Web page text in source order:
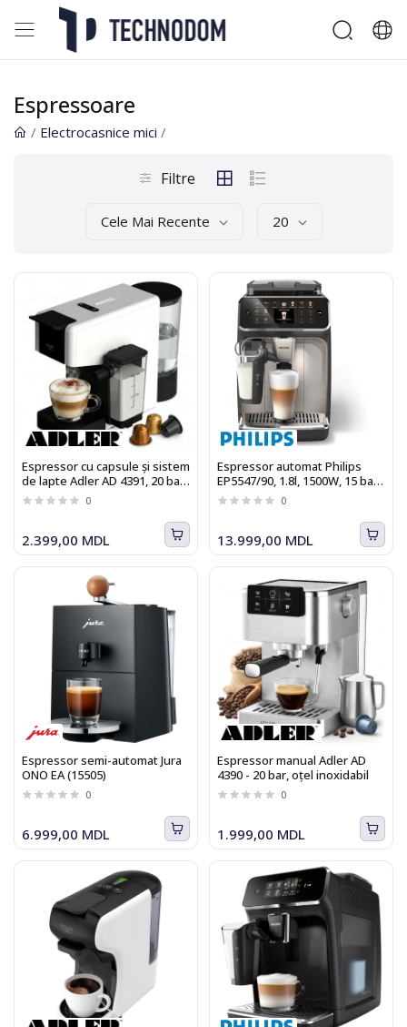
Espressoare
/ Electrocasnice mici /
Filtre
Cele Mai Recente 20
Espressor cu capsule și sistem
de lapte Adler AD 4391, 20 bar,
compatibil cu 8 tipuri de
capsule
0
2.399,00 MDL
Espressor automat Philips
EP5547/90, 1.8l, 1500W, 15 bar,
negru crom 0
13.999,00 MDL
Espressor semi-automat Jura
ONO EA (15505)
0
6.999,00 MDL
Espressor manual Adler AD
4390 - 20 bar, oţel inoxidabil
0
1.999,00 MDL